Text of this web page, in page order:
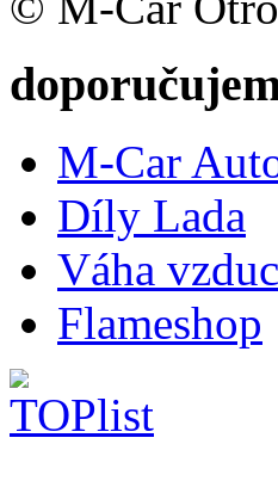
M-Car
Díly Lada
Váha
Flameshop